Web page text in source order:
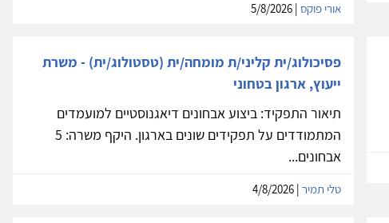
אורי פוקס | 5/8/2026
פסיכולוג/ית קליני/ת מומחה/ית (טסטולוג/ית) - משרת
ייעוץ, ארגון בטחוני
תיאור התפקיד: ביצוע אבחונים דיאגנוסטיים למועמדים
המתמודדים על תפקידים שונים בארגון. היקף משרה: 5
אבחונים...
טלי תמיר | 4/8/2026